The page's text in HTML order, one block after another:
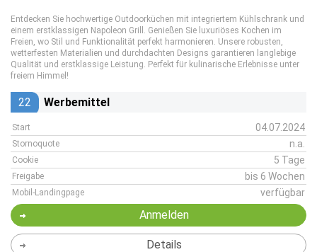
Entdecken Sie hochwertige Outdoorküchen mit integriertem Kühlschrank und
einem erstklassigen Napoleon Grill. Genießen Sie luxuriöses Kochen im
Freien, wo Stil und Funktionalität perfekt harmonieren. Unsere robusten,
wetterfesten Materialien und durchdachten Designs garantieren langlebige
Qualität und erstklassige Leistung. Perfekt für kulinarische Erlebnisse unter
freiem Himmel!
22 Werbemittel
Start 04.07.2024
Stornoquote n.a.
Cookie 5 Tage
Freigabe bis 6 Wochen
Mobil-Landingpage verfügbar
Anmelden
Details